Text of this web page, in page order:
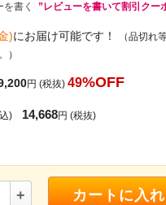
書く ”レビューを書いて割引クー
)にお届け可能です！
（品切れ
）
円 (税抜) 49%OFF
) 14,668円 (税抜)
+ カートに入